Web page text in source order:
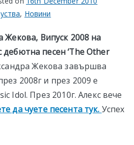
, Новини
Жекова, Випуск 2008 на
дебютна песен ‘The Other
Жекова завършва
2008г и през 2009 е
Idol. През 2010г. Алекс вече
да чуете песента тук. Успех